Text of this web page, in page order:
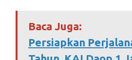
Baca Juga:
Persiapkan